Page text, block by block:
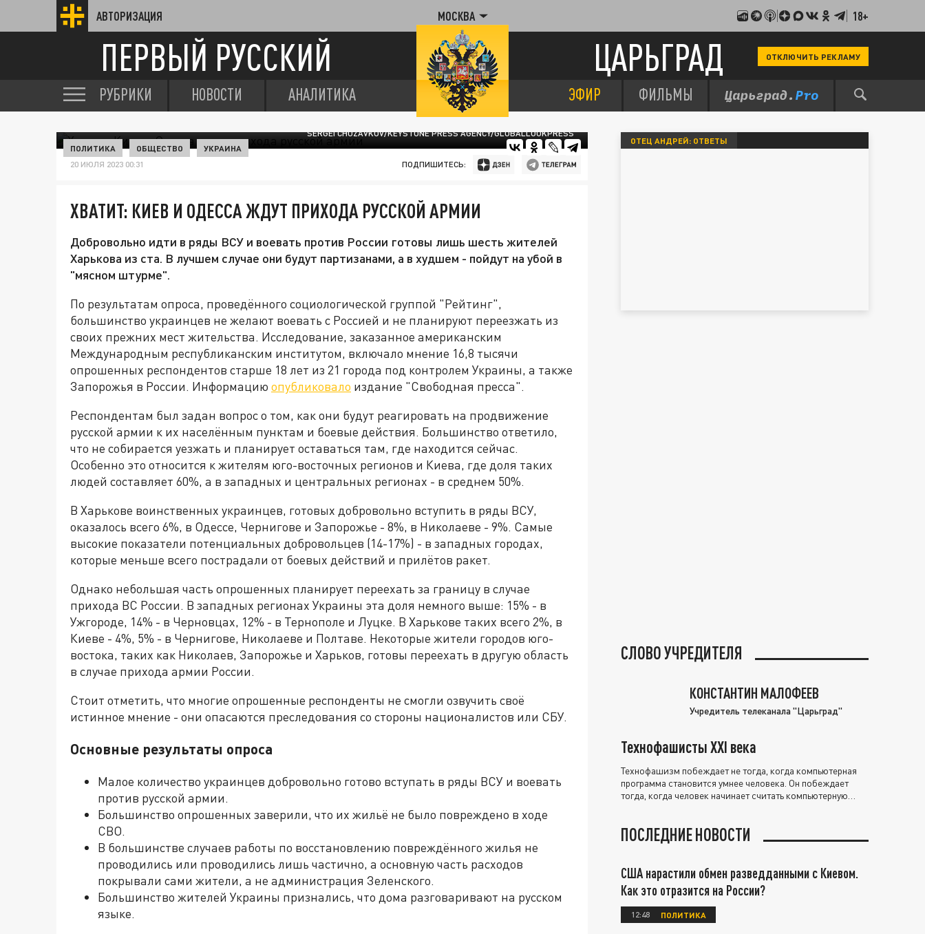
АВТОРИЗАЦИЯ МОСКВА 18+
ПЕРВЫЙ РУССКИЙ ЦАРЬГРАД ОТКЛЮЧИТЬ РЕКЛАМУ
РУБРИКИ НОВОСТИ АНАЛИТИКА ЭФИР ФИЛЬМЫ
SERGEI CHUZAVKOV/KEYSTONE PRESS AGENCY/GLOBALLOOKPRESS
ПОЛИТИКА ОБЩЕСТВО УКРАИНА
20 ИЮЛЯ 2023 00:31 ПОДПИШИТЕСЬ:
ХВАТИТ: КИЕВ И ОДЕССА ЖДУТ ПРИХОДА РУССКОЙ АРМИИ
Добровольно идти в ряды ВСУ и воевать против России готовы лишь шесть жителей
Харькова из ста. В лучшем случае они будут партизанами, а в худшем - пойдут на убой в
"мясном штурме".
По результатам опроса, проведённого социологической группой "Рейтинг",
большинство украинцев не желают воевать с Россией и не планируют переезжать из
своих прежних мест жительства. Исследование, заказанное американским
Международным республиканским институтом, включало мнение 16,8 тысячи
опрошенных респондентов старше 18 лет из 21 города под контролем Украины, а также
Запорожья в России. Информацию опубликовало издание "Свободная пресса".
Респондентам был задан вопрос о том, как они будут реагировать на продвижение
русской армии к их населённым пунктам и боевые действия. Большинство ответило,
что не собирается уезжать и планирует оставаться там, где находится сейчас.
Особенно это относится к жителям юго-восточных регионов и Киева, где доля таких
людей составляет 60%, а в западных и центральных регионах - в среднем 50%.
В Харькове воинственных украинцев, готовых добровольно вступить в ряды ВСУ,
оказалось всего 6%, в Одессе, Чернигове и Запорожье - 8%, в Николаеве - 9%. Самые
высокие показатели потенциальных добровольцев (14-17%) - в западных городах,
которые меньше всего пострадали от боевых действий и прилётов ракет.
Однако небольшая часть опрошенных планирует переехать за границу в случае
прихода ВС России. В западных регионах Украины эта доля немного выше: 15% - в
Ужгороде, 14% - в Черновцах, 12% - в Тернополе и Луцке. В Харькове таких всего 2%, в
Киеве - 4%, 5% - в Чернигове, Николаеве и Полтаве. Некоторые жители городов юго-
востока, таких как Николаев, Запорожье и Харьков, готовы переехать в другую область
в случае прихода армии России.
Стоит отметить, что многие опрошенные респонденты не смогли озвучить своё
истинное мнение - они опасаются преследования со стороны националистов или СБУ.
Основные результаты опроса
Малое количество украинцев добровольно готово вступать в ряды ВСУ и воевать
против русской армии.
Большинство опрошенных заверили, что их жильё не было повреждено в ходе
СВО.
В большинстве случаев работы по восстановлению повреждённого жилья не
проводились или проводились лишь частично, а основную часть расходов
покрывали сами жители, а не администрация Зеленского.
Большинство жителей Украины признались, что дома разговаривают на русском
языке.
ОТЕЦ АНДРЕЙ: ОТВЕТЫ
СЛОВО УЧРЕДИТЕЛЯ
КОНСТАНТИН МАЛОФЕЕВ
Учредитель телеканала "Царьград"
Технофашисты XXI века
Технофашизм побеждает не тогда, когда компьютерная
программа становится умнее человека. Он побеждает
тогда, когда человек начинает считать компьютерную
ПОСЛЕДНИЕ НОВОСТИ
США нарастили обмен разведданными с Киевом.
Как это отразится на России?
12:48 ПОЛИТИКА